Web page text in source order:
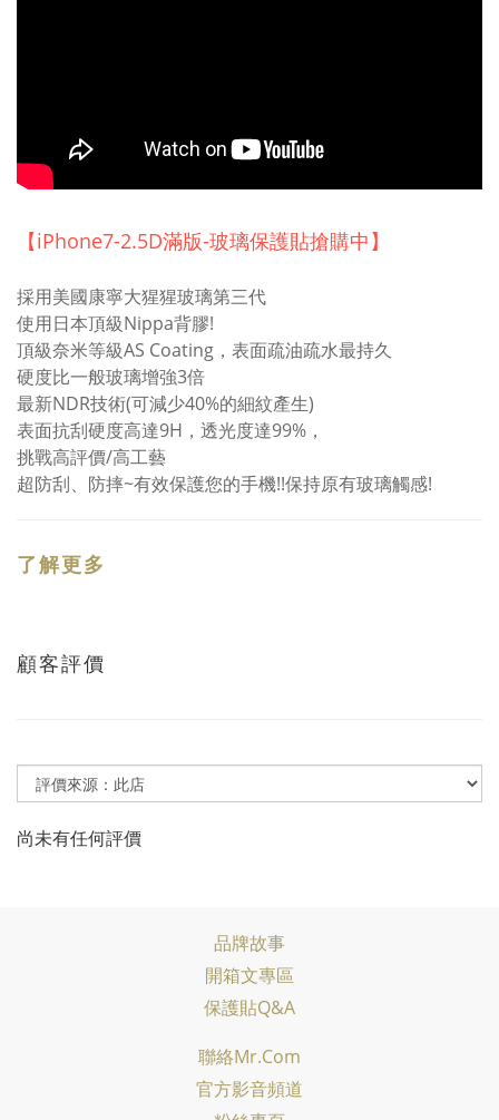
【iPhone7-2.5D滿版-玻璃保護貼搶購中】
採用美國康寧大猩猩玻璃第三代
使用日本頂級Nippa背膠!
頂級奈米等級AS Coating，表面疏油疏水最持久
硬度比一般玻璃增強3倍
最新NDR技術(可減少40%的細紋產生)
表面抗刮硬度高達9H，透光度達99%，
挑戰高評價/高工藝
超防刮、防摔~有效保護您的手機!!保持原有玻璃觸感!
了解更多
顧客評價
尚未有任何評價
品牌故事
開箱文專區
保護貼Q&A
聯絡Mr.com
官方影音頻道